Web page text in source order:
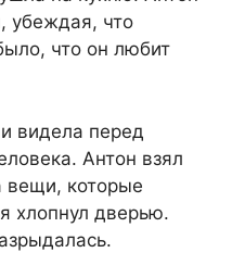
убеждая, что
что он любит
видела перед
Антон взял
вещи, которые
хлопнул дверью.